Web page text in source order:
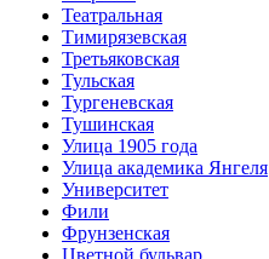
Театральная
Тимирязевская
Третьяковская
Тульская
Тургеневская
Тушинская
Улица 1905 года
Улица академика Янгеля
Университет
Фили
Фрунзенская
Цветной бульвар